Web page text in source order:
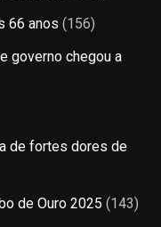
66 anos (156)
governo chegou a
de fortes dores de
de Ouro 2025 (143)